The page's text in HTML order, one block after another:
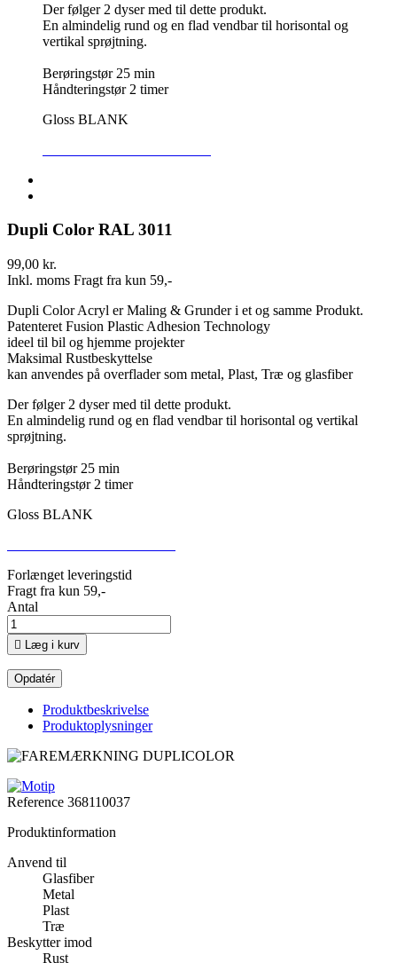
Der følger 2 dyser med til dette produkt.
En almindelig rund og en flad vendbar til horisontal og
vertikal sprøjtning.
Berøringstør 25 min
Håndteringstør 2 timer
Gloss BLANK
Dupli Color RAL 3011
99,00 kr.
Inkl. moms Fragt fra kun 59,-
Dupli Color Acryl er Maling & Grunder i et og samme Produkt.
Patenteret Fusion Plastic Adhesion Technology
ideel til bil og hjemme projekter
Maksimal Rustbeskyttelse
kan anvendes på overflader som metal, Plast, Træ og glasfiber
Der følger 2 dyser med til dette produkt.
En almindelig rund og en flad vendbar til horisontal og vertikal
sprøjtning.
Berøringstør 25 min
Håndteringstør 2 timer
Gloss BLANK
Forlænget leveringstid
Fragt fra kun 59,-
Antal
 Læg i kurv
Produktbeskrivelse
Produktoplysninger
Reference 368110037
Produktinformation
Anvend til
Glasfiber
Metal
Plast
Træ
Beskytter imod
Rust